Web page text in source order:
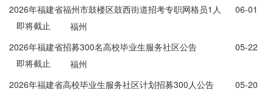
2026年福建省福州市鼓楼区鼓西街道招考专职网格员1人
公告
06-01
即将截止
福州
2026年福建省招募300名高校毕业生服务社区公告
05-22
即将截止
福州
2026年福建省高校毕业生服务社区计划招募300人公告
05-20